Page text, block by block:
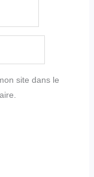
site dans le